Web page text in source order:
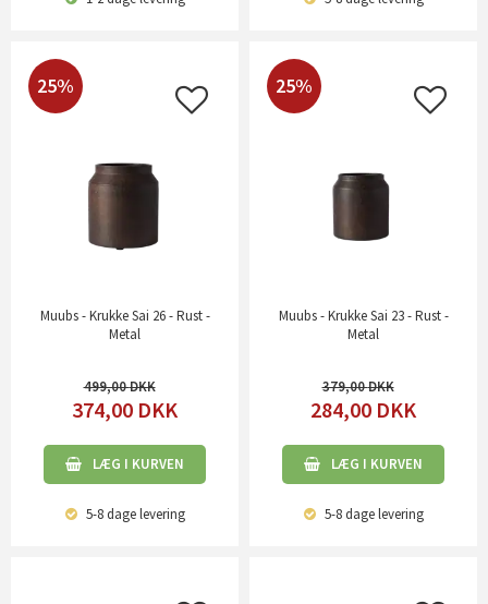
25%
Muubs - Krukke Sai 26 - Rust -
Metal
499,00
374,00 DKK
LÆG I KURVEN
5-8 dagelevering
25%
Muubs - Krukke Sai 23 - Rust -
Metal
379,00
284,00 DKK
LÆG I KURVEN
5-8 dagelevering